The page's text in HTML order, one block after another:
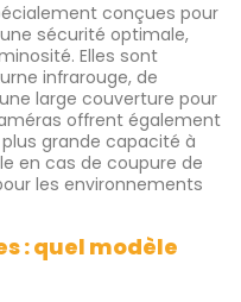
conçues pour
sécurité optimale,
Elles sont
infrarouge, de
large couverture pour
offrent également
grande capacité à
en cas de coupure de
les environnements
: quel modèle